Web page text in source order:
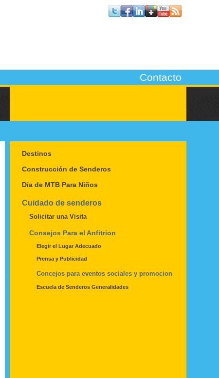
Contacto
Destinos
Construcción de Senderos
Día de MTB Para Niños
Cuidado de senderos
Solicitar una Visita
Consejos Para el Anfitrion
Elegir el Lugar Adecuado
Prensa y Publicidad
Concejos para eventos sociales y promocion
Escuela de Senderos Generalidades